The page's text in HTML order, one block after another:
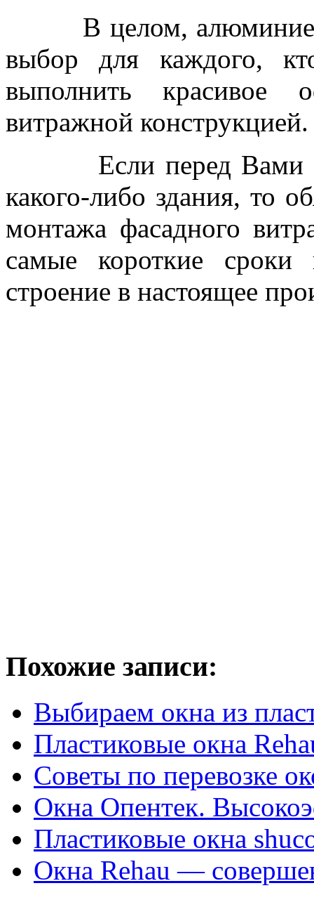
В целом,
выбор для каждого,
выполнить красивое
витражной конструкцией.
Если перед Вами
какого-либо здания, то
монтажа фасадного
самые короткие сроки
строение в настоящее
Похожие записи:
Выбираем окна из
Пластиковые окна
Советы по перевозке
Окна Опентек.
Пластиковые окна
Окна Rehau —